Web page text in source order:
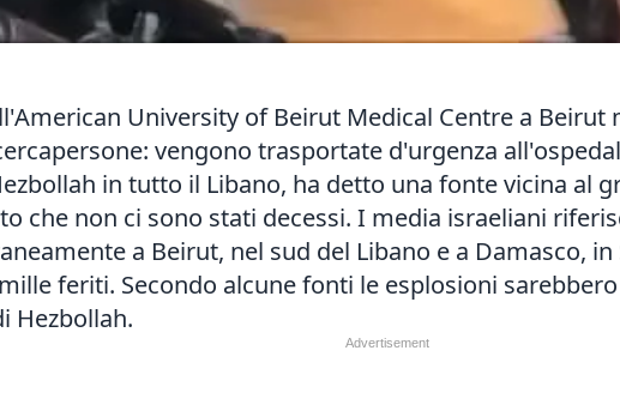
University of Beirut Medical Centre a
vengono trasportate d'urgenza
in tutto il Libano, ha detto una fonte vicina al
che non ci sono stati decessi. I media israeliani
a Beirut, nel sud del Libano e a Damasco,
feriti. Secondo alcune fonti le esplosioni
Hezbollah.